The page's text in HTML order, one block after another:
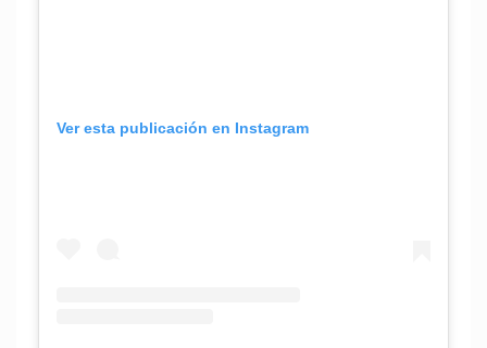
Ver esta publicación en Instagram